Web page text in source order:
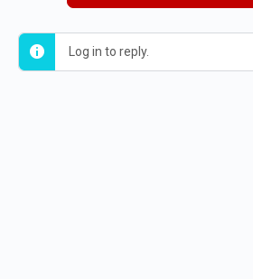
Log in to reply.